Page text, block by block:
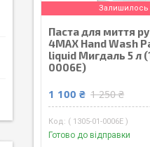
Залишилось
Паста для миття
4MAX Hand Wash
liquid Мигдаль 5 л
0006E)
1 100 ₴ 1 250 ₴
( 1305-01-0006E )
Готово до відправки